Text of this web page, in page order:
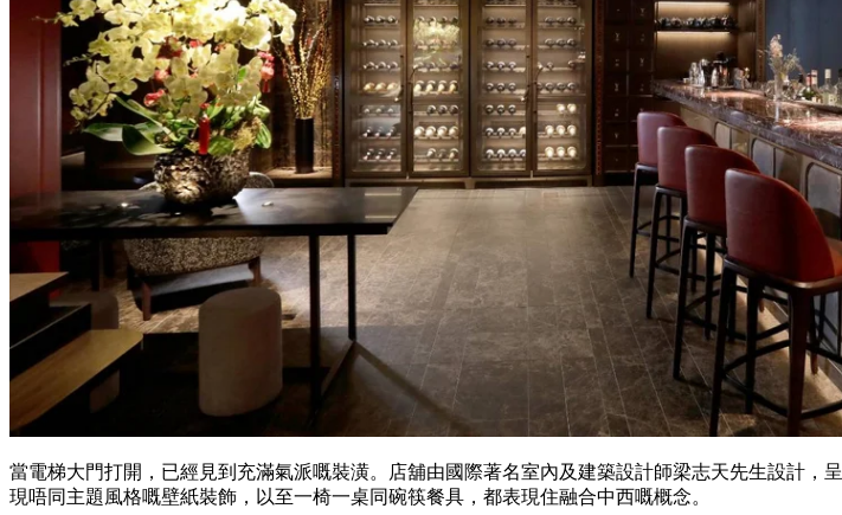
當電梯大門打開，已經見到充滿氣派嘅裝潢。店舖由國際著名室內及建築設計師梁志天先生設計，呈
現唔同主題風格嘅壁紙裝飾，以至一椅一桌同碗筷餐具，都表現住融合中西嘅概念。